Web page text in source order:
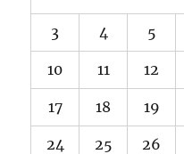
3 4 5
10 11 12
17 18 19
24 25 26